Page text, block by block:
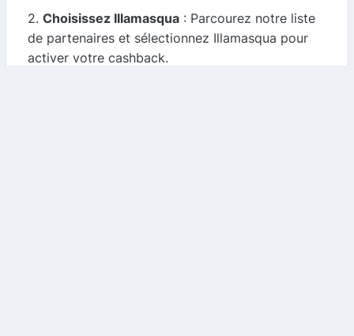
2. Choisissez Illamasqua : Parcourez notre liste
de partenaires et sélectionnez Illamasqua pour
activer votre cashback.